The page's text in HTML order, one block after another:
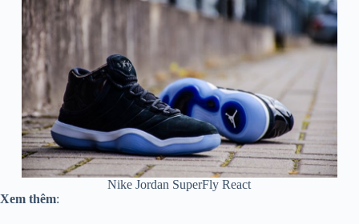
Nike Jordan SuperFly React
Xem thêm: